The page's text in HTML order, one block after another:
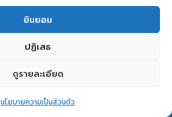
ยินยอม
ปฏิเสธ
ดูรายละเอียด
นโยบายความเป็นส่วนตัว
Wishlist